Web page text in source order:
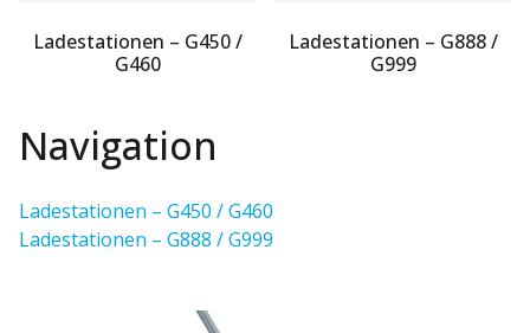
Navigation
Ladestationen – G450 / G460
Ladestationen – G888 / G999
Ladestationen – G450 /
G460
Ladestationen – G888 /
G999